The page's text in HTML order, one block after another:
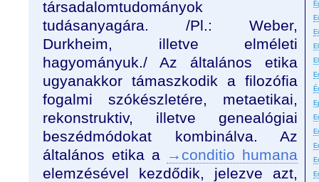
társadalomtudományok
tudásanyagára. /Pl.: Weber,
Durkheim, illetve elméleti
hagyományuk./ Az általános etika
ugyanakkor támaszkodik a filozófia
fogalmi szókészletére, metaetikai,
rekonstruktiv, illetve genealógiai
beszédmódokat kombinálva. Az
általános etika a →conditio humana
elemzésével kezdődik, jelezve azt,